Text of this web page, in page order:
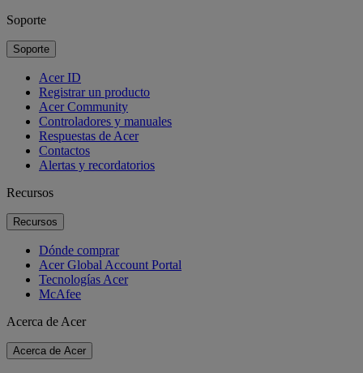
Soporte
Soporte
Acer ID
Registrar un producto
Acer Community
Controladores y manuales
Respuestas de Acer
Contactos
Alertas y recordatorios
Recursos
Recursos
Dónde comprar
Acer Global Account Portal
Tecnologías Acer
McAfee
Acerca de Acer
Acerca de Acer